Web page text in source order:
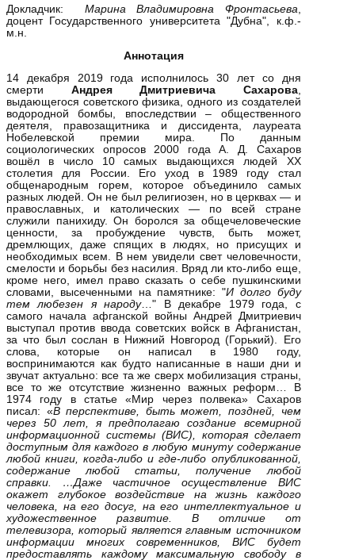
Докладчик: Марина Владимировна Фронтасьева,
доцент Государственного университета "Дубна", к.ф.-
м.н.
Аннотация
14 декабря 2019 года исполнилось 30 лет со дня
смерти Андрея Дмитриевича Сахарова,
выдающегося советского физика, одного из создателей
водородной бомбы, впоследствии – общественного
деятеля, правозащитника и диссидента, лауреата
Нобелевской премии мира. По данным
социологических опросов 2000 года А. Д. Сахаров
вошёл в число 10 самых выдающихся людей XX
столетия для России. Его уход в 1989 году стал
общенародным горем, которое объединило самых
разных людей. Он не был религиозен, но в церквах — и
православных, и католических — по всей стране
служили панихиду. Он боролся за общечеловеческие
ценности, за пробуждение чувств, быть может,
дремлющих, даже спящих в людях, но присущих и
необходимых всем. В нем увидели свет человечности,
смелости и борьбы без насилия. Вряд ли кто-либо еще,
кроме него, имел право сказать о себе пушкинскими
словами, высеченными на памятнике: "И долго буду
тем любезен я народу…" В декабре 1979 года, с
самого начала афганской войны Андрей Дмитриевич
выступал против ввода советских войск в Афганистан,
за что был сослан в Нижний Новгород (Горький). Его
слова, которые он написал в 1980 году,
воспринимаются как будто написанные в наши дни и
звучат актуально: все та же сверх мобилизация страны,
все то же отсутствие жизненно важных реформ… В
1974 году в статье «Мир через полвека» Сахаров
писал: «В перспективе, быть может, поздней, чем
через 50 лет, я предполагаю создание всемирной
информационной системы (ВИС), которая сделает
доступным для каждого в любую минуту содержание
любой книги, когда-либо и где-либо опубликованной,
содержание любой статьи, получение любой
справки. …Даже частичное осуществление ВИС
окажет глубокое воздействие на жизнь каждого
человека, на его досуг, на его интеллектуальное и
художественное развитие. В отличие от
телевизора, который является главным источником
информации многих современников, ВИС будет
предоставлять каждому максимальную свободу в